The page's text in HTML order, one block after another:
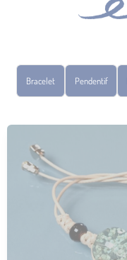
Bracelet Pendentif